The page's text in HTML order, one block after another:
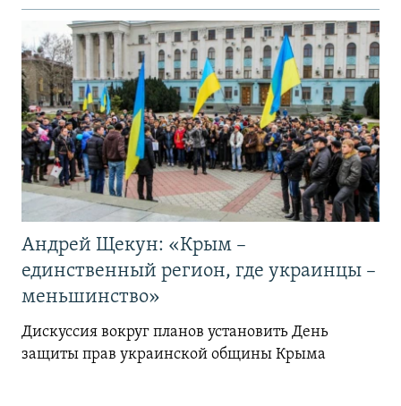
Андрей Щекун: «Крым –
единственный регион, где украинцы –
меньшинство»
Дискуссия вокруг планов установить День
защиты прав украинской общины Крыма